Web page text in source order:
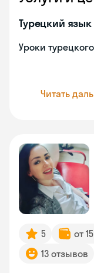
Турецкий язык
Уроки турецкого
Читать
5 от
13 отзывов